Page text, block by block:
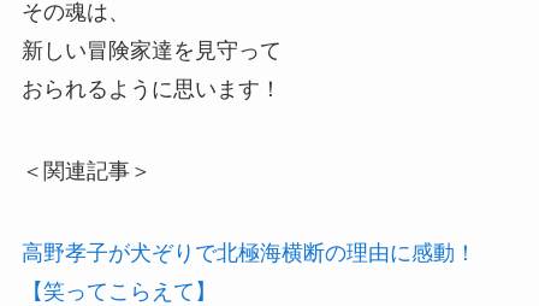
その魂は、
新しい冒険家達を見守って
おられるように思います！
＜関連記事＞
高野孝子が犬ぞりで北極海横断の理由に感動！
【笑ってこらえて】